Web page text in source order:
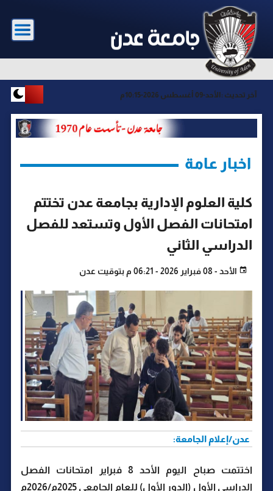
آخر تحديث : الأحد-09 أغسطس 2026-10:15م
اخبار عامة
كلية العلوم الإدارية بجامعة عدن تختتم
امتحانات الفصل الأول وتستعد للفصل
الدراسي الثاني
الأحد - 08 فبراير 2026 - 06:21 م بتوقيت عدن
عدن/إعلام الجامعة:
اختتمت صباح اليوم الأحد 8 فبراير امتحانات الفصل
الدراسي الأول (الدور الأول) للعام الجامعي 2025م/2026م